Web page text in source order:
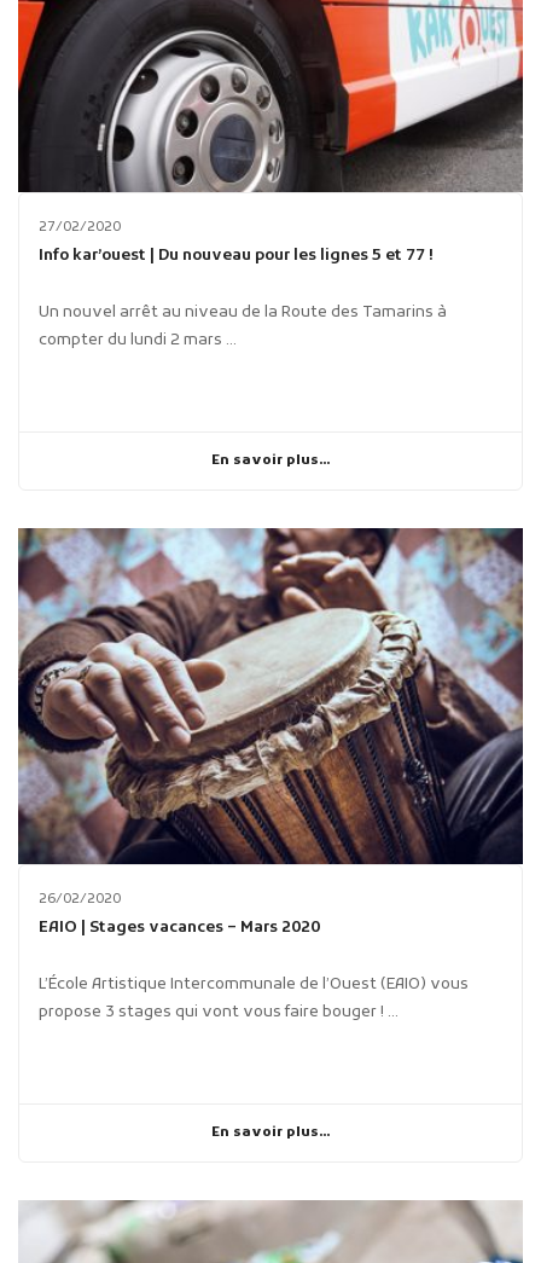
27/02/2020
Info kar’ouest | Du nouveau pour les lignes 5 et 77 !
Un nouvel arrêt au niveau de la Route des Tamarins à
compter du lundi 2 mars ...
En savoir plus...
26/02/2020
EAIO | Stages vacances – Mars 2020
L’École Artistique Intercommunale de l’Ouest (EAIO) vous
propose 3 stages qui vont vous faire bouger ! ...
En savoir plus...